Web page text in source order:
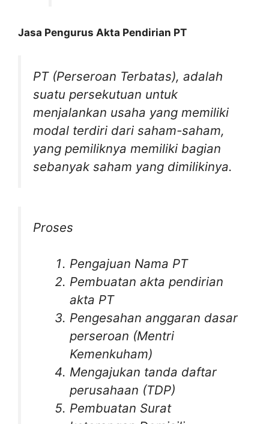
Jasa Pengurus Akta Pendirian PT
PT (Perseroan Terbatas), adalah
suatu persekutuan untuk
menjalankan usaha yang memiliki
modal terdiri dari saham-saham,
yang pemiliknya memiliki bagian
sebanyak saham yang dimilikinya.
Proses
Pengajuan Nama PT
Pembuatan akta pendirian
akta PT
Pengesahan anggaran dasar
perseroan (Mentri
Kemenkuham)
Mengajukan tanda daftar
perusahaan (TDP)
Pembuatan Surat